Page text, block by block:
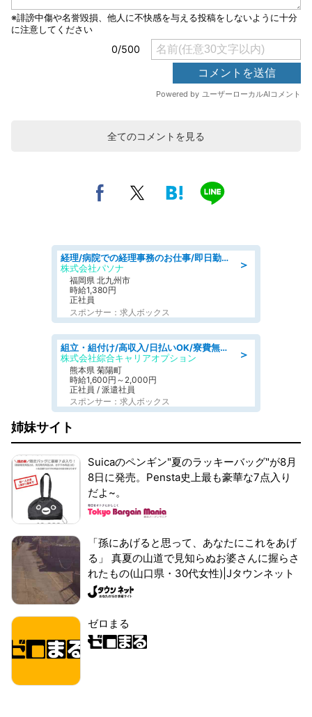
全てのコメントを見る
＞
経理/病院での経理事務のお仕事/即日勤務可/車通勤可/経理/一般事務
株式会社パソナ
福岡県 北九州市
時給1,380円
正社員
スポンサー：求人ボックス
＞
組立・組付け/高収入/日払いOK/寮費無料/交替制/20・30・40代活躍中
株式会社綜合キャリアオプション
熊本県 菊陽町
時給1,600円～2,000円
正社員 / 派遣社員
スポンサー：求人ボックス
姉妹サイト
Suicaのペンギン"夏のラッキーバッグ"が8月
8日に発売。Pensta史上最も豪華な7点入り
だよ~。
「孫にあげると思って、あなたにこれをあげ
る」 真夏の山道で見知らぬお婆さんに握らさ
れたもの(山口県・30代女性)|Jタウンネット
ゼロまる